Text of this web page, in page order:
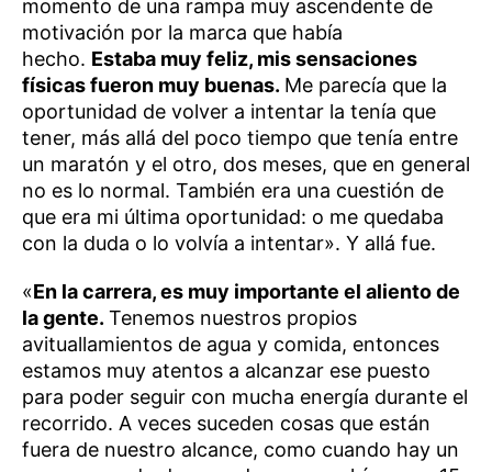
momento de una rampa muy ascendente de
motivación por la marca que había
hecho. Estaba muy feliz, mis sensaciones
físicas fueron muy buenas. Me parecía que la
oportunidad de volver a intentar la tenía que
tener, más allá del poco tiempo que tenía entre
un maratón y el otro, dos meses, que en general
no es lo normal. También era una cuestión de
que era mi última oportunidad: o me quedaba
con la duda o lo volvía a intentar». Y allá fue.
«En la carrera, es muy importante el aliento de
la gente. Tenemos nuestros propios
avituallamientos de agua y comida, entonces
estamos muy atentos a alcanzar ese puesto
para poder seguir con mucha energía durante el
recorrido. A veces suceden cosas que están
fuera de nuestro alcance, como cuando hay un